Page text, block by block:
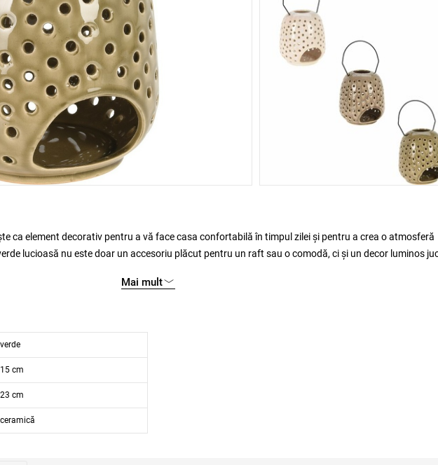
ca element decorativ pentru a vă face casa confortabilă în timpul zilei și pentru a crea o atmosferă
lucioasă nu este doar un accesoriu plăcut pentru un raft sau o comodă, ci și un decor luminos
un model decorativ cu lumini și umbre datorită suprafeței perforate. Felinarul este, de
Mai mult
verde
15 cm
23 cm
ceramică